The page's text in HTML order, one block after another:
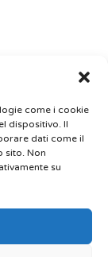
come i cookie
dispositivo. Il
dati come il
sito. Non
su